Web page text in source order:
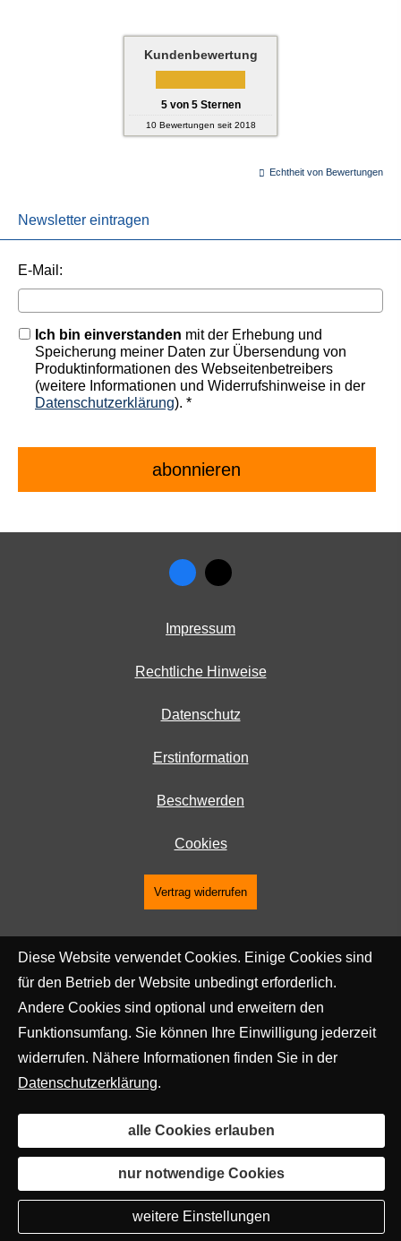
Kundenbewertung
5von 5Sternen
10Bewertungen seit 2018
Echtheit von Bewertungen
Newsletter eintragen
E-Mail:
Ich bin einverstanden mit der Erhebung und
Speicherung meiner Daten zur Übersendung von
Produktinformationen des Webseitenbetreibers
(weitere Informationen und Widerrufshinweise in der
Datenschutzerklärung). *
Impressum
Rechtliche Hinweise
Datenschutz
Erstinformation
Beschwerden
Cookies
Vertrag widerrufen
Diese Website verwendet Cookies. Einige Cookies sind
für den Betrieb der Website unbedingt erforderlich.
Andere Cookies sind optional und erweitern den
Funktionsumfang. Sie können Ihre Einwilligung jederzeit
widerrufen. Nähere Informationen finden Sie in der
Datenschutzerklärung.
alle Cookies erlauben
nur notwendige Cookies
weitere Einstellungen